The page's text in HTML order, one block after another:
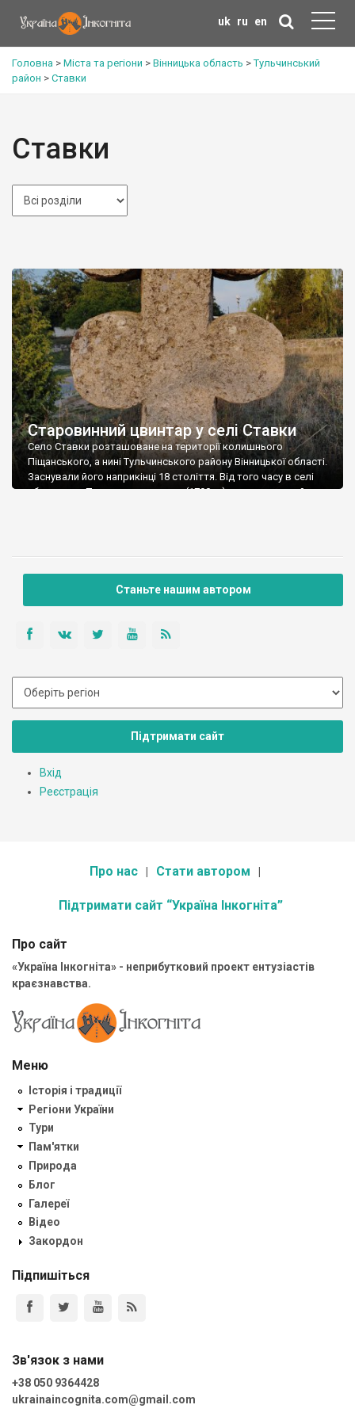
uk ru en
Головна > Міста та регіони > Вінницька область >Тульчинський
район > Ставки
Ставки
Старовинний цвинтар у селі Ставки
Село Ставки розташоване на території колишнього
Піщанського, а нині Тульчинського району Вінницької області.
Заснували його наприкінці 18 століття. Від того часу в селі
збереглася Покровська церква (1790 р.) та старовинний
Станьте нашим автором
Підтримати сайт
Вхід
Реєстрація
Про нас Стати автором
Підтримати сайт “Україна Інкогніта”
Про сайт
«Україна Інкогніта» - неприбутковий проект ентузіастів
краєзнавства.
Меню
Історія і традиції
Регіони України
Тури
Пам'ятки
Природа
Блог
Галереї
Відео
Закордон
Підпишіться
Зв'язок з нами
+38 050 9364428
ukrainaincognita.com@gmail.com